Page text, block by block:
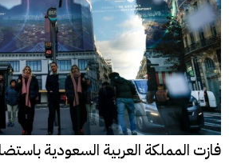
فازت المملكة العربية السعودية